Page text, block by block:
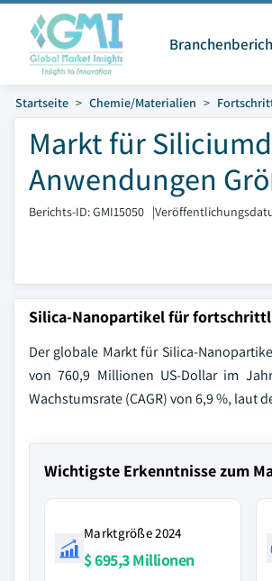
Startseite Chemie/Materialien
Markt für
Anwendungen
Berichts-ID: GMI15050 |
Silica-Nanopartikel für
Der globale Markt für Silica-
von 760,9 Millionen US-Dollar im
Wachstumsrate (CAGR) von 6,9 %, laut
Wichtigste Erkenntnisse zum
Marktgröße 2024
$ 695,3 Millionen